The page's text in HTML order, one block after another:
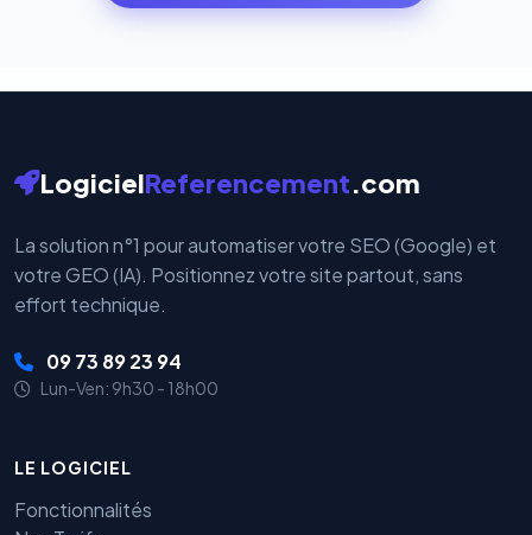
LogicielReferencement.com
La solution n°1 pour automatiser votre SEO (Google) et
votre GEO (IA). Positionnez votre site partout, sans
effort technique.
09 73 89 23 94
Lun-Ven: 9h30 - 18h00
LE LOGICIEL
Fonctionnalités